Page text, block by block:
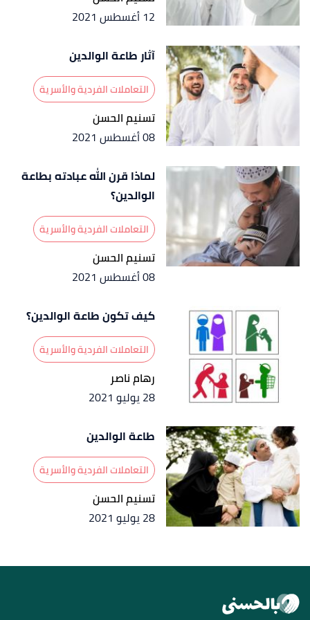
12 أغسطس 2021
آثار طاعة الوالدين
التعاملات الفردية والأسرية
تسنيم الحسن
08 أغسطس 2021
لماذا قرن الله عبادته بطاعة
الوالدين؟
التعاملات الفردية والأسرية
تسنيم الحسن
08 أغسطس 2021
كيف تكون طاعة الوالدين؟
التعاملات الفردية والأسرية
رهام ناصر
28 يوليو 2021
طاعة الوالدين
التعاملات الفردية والأسرية
تسنيم الحسن
28 يوليو 2021